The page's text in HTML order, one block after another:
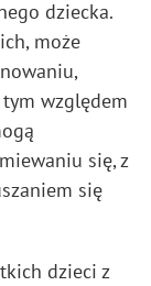
dziecka.
może
względem
się, z
się
dzieci z